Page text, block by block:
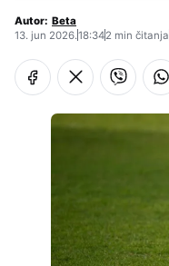
Autor: Beta
13. jun 2026.18:342 min čitanja